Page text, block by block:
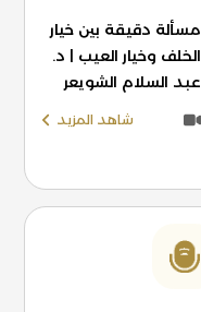
مسألة دقيقة بين خيار
الخلف وخيار العيب | د.
عبد السلام الشويعر
شاهد المزيد